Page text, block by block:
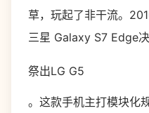
草，玩起了非干流。
三星 Galaxy S7 Edge决
祭出LG G5
。这款手机主打模块化